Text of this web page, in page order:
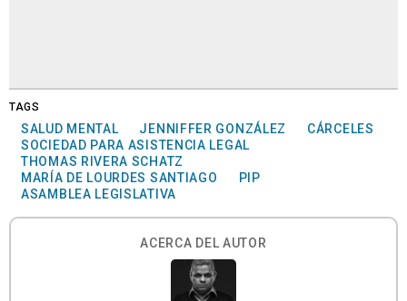
TAGS
SALUD MENTAL JENNIFFER GONZÁLEZ
CÁRCELES
SOCIEDAD PARA ASISTENCIA LEGAL
THOMAS RIVERA SCHATZ
MARÍA DE LOURDES SANTIAGO
PIP
ASAMBLEA LEGISLATIVA
ACERCA DEL AUTOR